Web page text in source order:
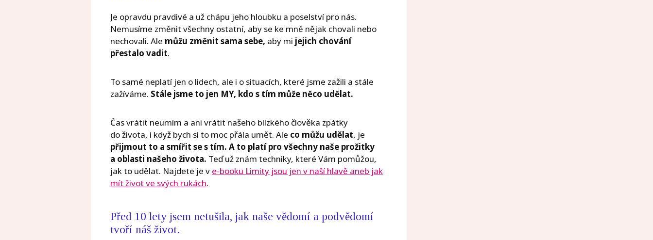
Je opravdu pravdivé a už chápu jeho hloubku a poselství pro nás.
Nemusíme změnit všechny ostatní, aby se ke mně nějak chovali nebo
nechovali. Ale můžu změnit sama sebe, aby mi jejich chování
přestalo vadit.
To samé neplatí jen o lidech, ale i o situacích, které jsme zažili a stále
zažíváme. Stále jsme to jen MY, kdo s tím může něco udělat.
Čas vrátit neumím a ani vrátit našeho blízkého člověka zpátky
do života, i když bych si to moc přála umět. Ale co můžu udělat, je
přijmout to a smířit se s tím. A to platí pro všechny naše prožitky
a oblasti našeho života. Teď už znám techniky, které Vám pomůžou,
jak to udělat. Najdete je v e-booku Limity jsou jen v naší hlavě aneb jak
mít život ve svých rukách.
Před 10 lety jsem netušila, jak naše vědomí a podvědomí
tvoří náš život.